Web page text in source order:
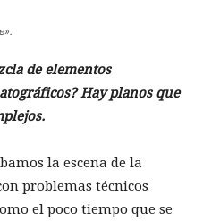
de elementos
Hay planos que
la escena de la
problemas técnicos
el poco tiempo que se